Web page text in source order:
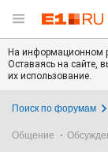
На информационном
Оставаясь на сайте,
их использование.
Поиск по форумам
Общение